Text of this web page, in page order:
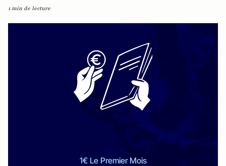
1 min de lecture
1€ Le Premier Mois